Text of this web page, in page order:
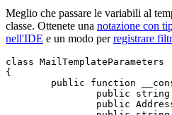
Meglio che passare le variabili al
classe. Ottenete una notazione con
nell'IDE e un modo perregistrare
class MailTemplateParameters
{